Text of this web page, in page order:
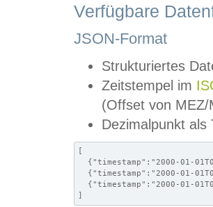
Verfügbare
JSON-Format
Strukturiertes
Zeitstempel im
(Offset von MEZ/
Dezimalpunkt als
[
{"timestamp":"2000-01-
{"timestamp":"2000-01-
{"timestamp":"2000-01-
]